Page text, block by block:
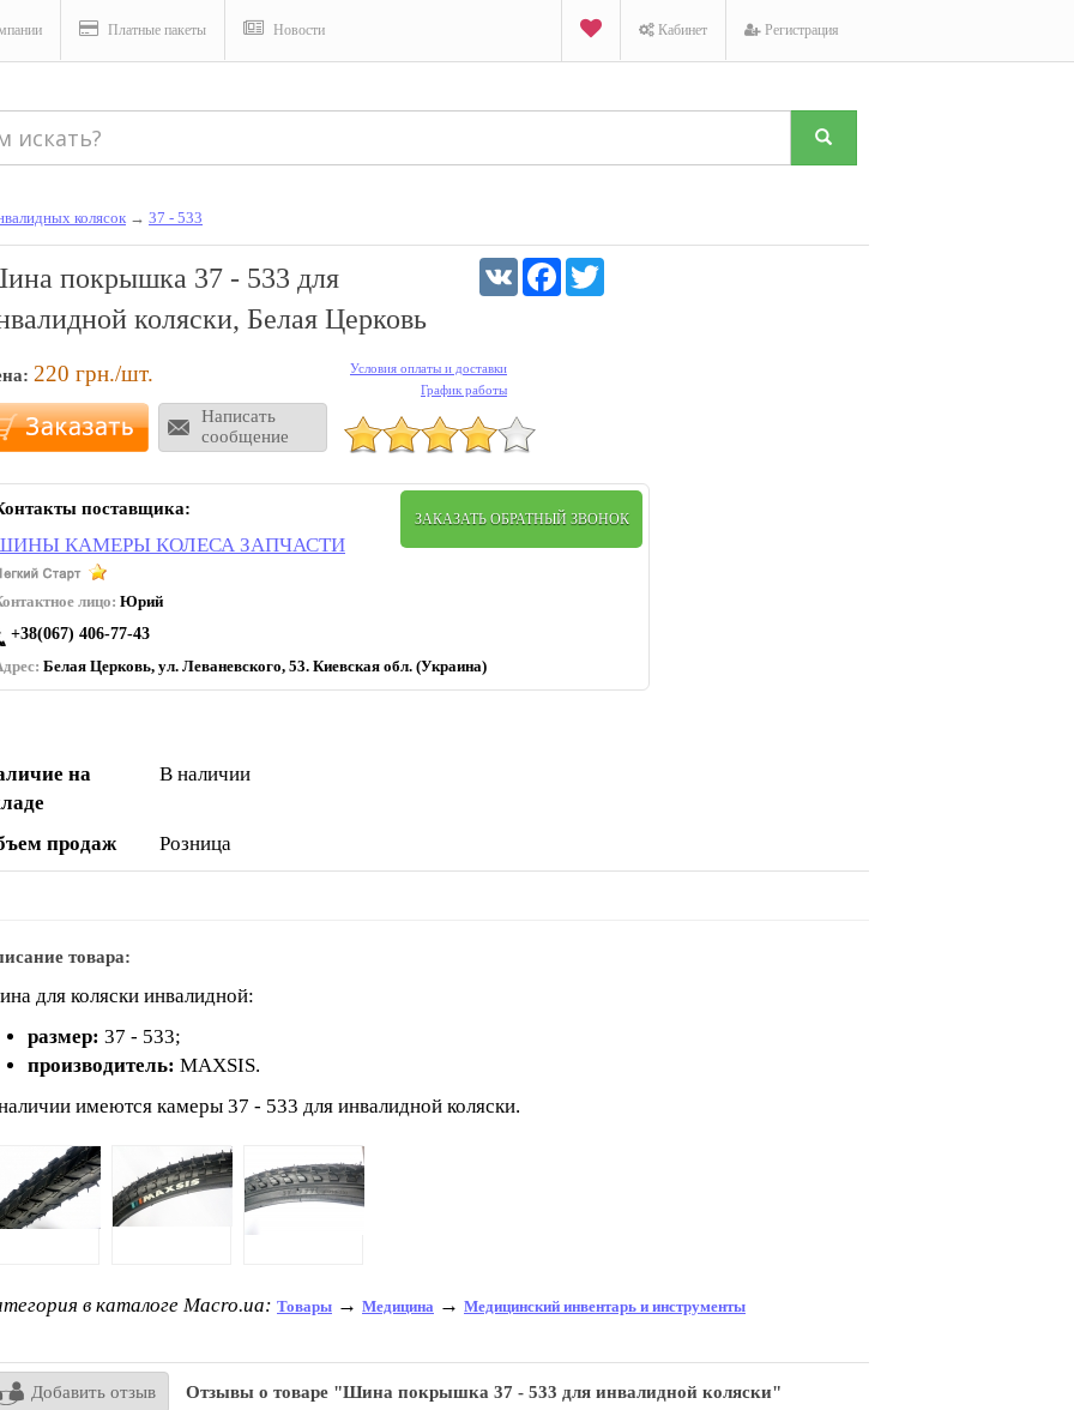
Платные пакеты Новости Кабинет Регистрация
колясок → 37 - 533
покрышка 37 - 533 для
коляски, Белая Церковь
220 грн./шт.
Написать
сообщение
Условия оплаты и доставки
График работы
VK Facebook
поставщика:
КАМЕРЫ КОЛЕСА ЗАПЧАСТИ
лицо: Юрий
+38(067) 406-77-43
Белая Церковь, ул. Леваневского, 53. Киевская обл. (Украина)
ЗАКАЗАТЬ ОБРАТНЫЙ ЗВОНОК
на
В наличии
продаж Розница
товара:
для коляски инвалидной:
размер: 37 - 533;
производитель: MAXSIS.
имеются камеры 37 - 533 для инвалидной коляски.
в каталоге Macro.ua: Товары → Медицина → Медицинский инвентарь и инструменты
Добавить отзыв Отзывы о товаре "Шина покрышка 37 - 533 для инвалидной коляски"